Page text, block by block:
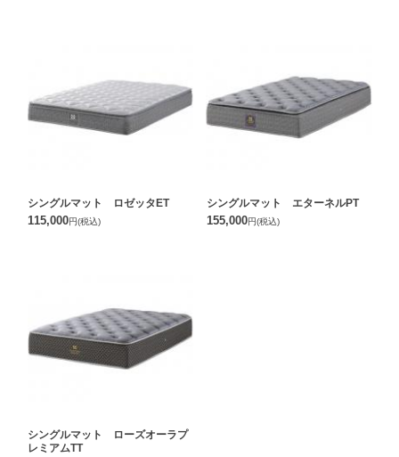
シングルマット ロゼッタET
115,000円(税込)
シングルマット エターネルPT
155,000円(税込)
シングルマット ローズオーラプ
レミアムTT